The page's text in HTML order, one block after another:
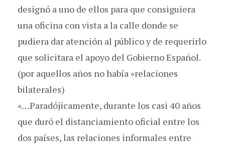
designó a uno de ellos para que consiguiera
una oficina con vista a la calle donde se
pudiera dar atención al público y de requerirlo
que solicitara el apoyo del Gobierno Español.
(por aquellos años no había «relaciones
bilaterales)
«…Paradójicamente, durante los casi 40 años
que duró el distanciamiento oficial entre los
dos países, las relaciones informales entre